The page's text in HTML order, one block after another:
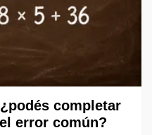
completar
error común?